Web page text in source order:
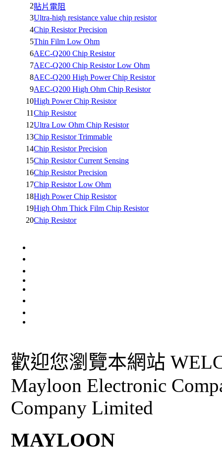
2貼片電阻
3Ultra-high resistance value chip resistor
4Chip Resistor Precision
5Thin Film Low Ohm
6AEC-Q200 Chip Resistor
7AEC-Q200 Chip Resistor Low Ohm
8AEC-Q200 High Power Chip Resistor
9AEC-Q200 High Ohm Chip Resistor
10High Power Chip Resistor
11Chip Resistor
12Ultra Low Ohm Chip Resistor
13Chip Resistor Trimmable
14Chip Resistor Precision
15Chip Resistor Current Sensing
16Chip Resistor Precision
17Chip Resistor Low Ohm
18High Power Chip Resistor
19High Ohm Thick Film Chip Resistor
20Chip Resistor
歡迎您瀏覽本網站
Mayloon Electronic
Company Limited
MAYLOON